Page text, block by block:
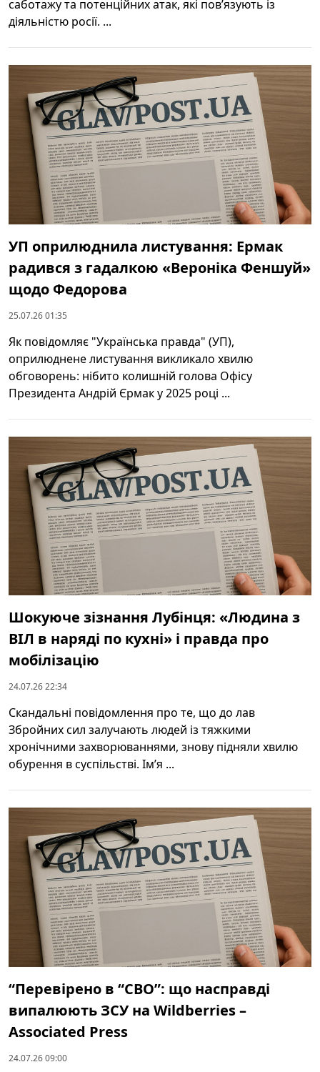
саботажу та потенційних атак, які пов’язують із
діяльністю росії. ...
УП оприлюднила листування: Ермак
радився з гадалкою «Вероніка Феншуй»
щодо Федорова
25.07.26 01:35
Як повідомляє "Українська правда" (УП),
оприлюднене листування викликало хвилю
обговорень: нібито колишній голова Офісу
Президента Андрій Єрмак у 2025 році ...
Шокуюче зізнання Лубінця: «Людина з
ВІЛ в наряді по кухні» і правда про
мобілізацію
24.07.26 22:34
Скандальні повідомлення про те, що до лав
Збройних сил залучають людей із тяжкими
хронічними захворюваннями, знову підняли хвилю
обурення в суспільстві. Ім’я ...
“Перевірено в “СВО”: що насправді
випалюють ЗСУ на Wildberries –
Associated Press
24.07.26 09:00